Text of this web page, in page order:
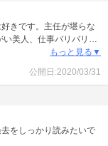
きです。主任が堪らな
もっと見る▼
公開日:2020/03/31
をしっかり読みたいで